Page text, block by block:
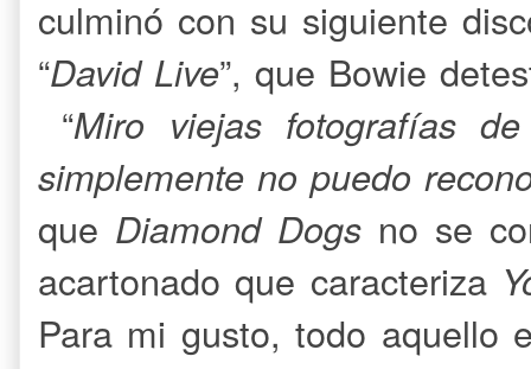
culminó con su siguiente
“David Live”, que Bowie
“Miro viejas fotografías
simplemente no puedo
que Diamond Dogs no se
acartonado que caracteriza
Para mi gusto, todo aquello